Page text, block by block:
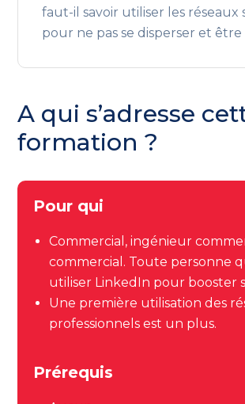
faut-il savoir utiliser les réseaux
pour ne pas se disperser et être
A qui s’adresse
formation ?
Pour qui
Commercial, ingénieur
commercial. Toute personne
utiliser LinkedIn pour booster
Une première utilisation des
professionnels est un plus.
Prérequis